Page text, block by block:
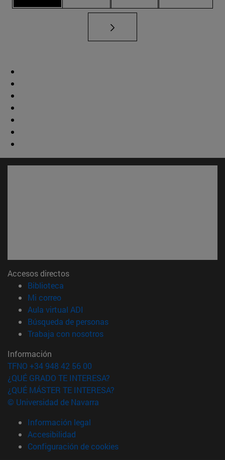
Accesos directos
Biblioteca
Mi correo(abre en nueva ventana)
Aula virtual ADI
Búsqueda de personas(abre en nueva ventana)
Trabaja con nosotros(abre en nueva ventana)
Información
TFNO +34 948 42 56 00
¿QUÉ GRADO TE INTERESA?
¿QUÉ MÁSTER TE INTERESA?
© Universidad de Navarra
Información legal
Accesibilidad
Configuración de cookies